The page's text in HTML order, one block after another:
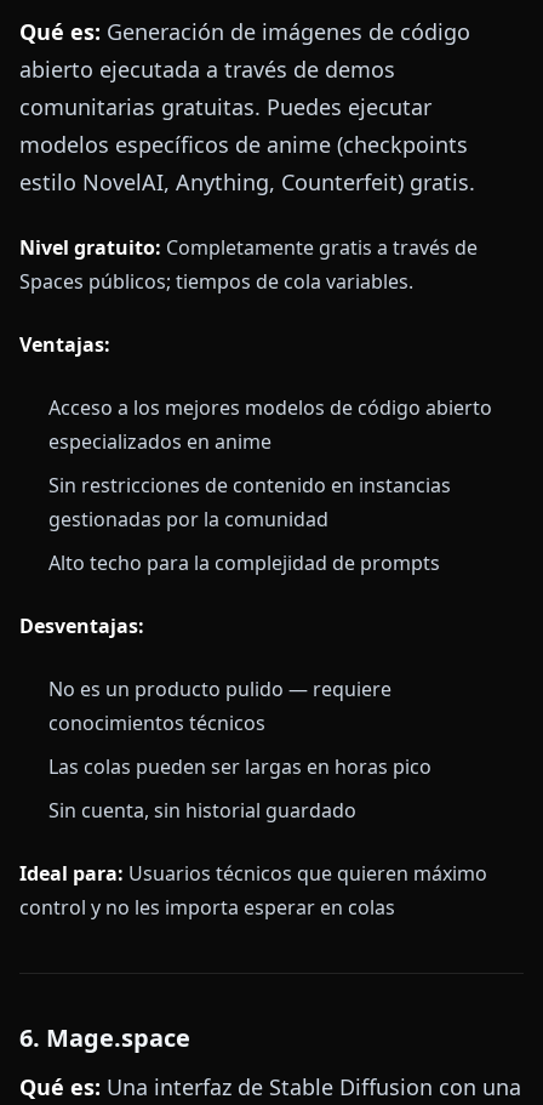
Qué es: Generación de imágenes de código
abierto ejecutada a través de demos
comunitarias gratuitas. Puedes ejecutar
modelos específicos de anime (checkpoints
estilo NovelAI, Anything, Counterfeit) gratis.
Nivel gratuito: Completamente gratis a través de
Spaces públicos; tiempos de cola variables.
Ventajas:
Acceso a los mejores modelos de código abierto
especializados en anime
Sin restricciones de contenido en instancias
gestionadas por la comunidad
Alto techo para la complejidad de prompts
Desventajas:
No es un producto pulido — requiere
conocimientos técnicos
Las colas pueden ser largas en horas pico
Sin cuenta, sin historial guardado
Ideal para: Usuarios técnicos que quieren máximo
control y no les importa esperar en colas
6. Mage.space
Qué es: Una interfaz de Stable Diffusion con una